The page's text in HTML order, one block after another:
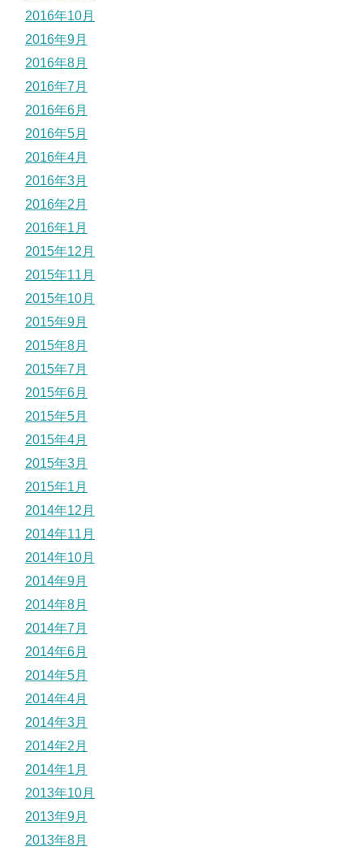
2016年10月
2016年9月
2016年8月
2016年7月
2016年6月
2016年5月
2016年4月
2016年3月
2016年2月
2016年1月
2015年12月
2015年11月
2015年10月
2015年9月
2015年8月
2015年7月
2015年6月
2015年5月
2015年4月
2015年3月
2015年1月
2014年12月
2014年11月
2014年10月
2014年9月
2014年8月
2014年7月
2014年6月
2014年5月
2014年4月
2014年3月
2014年2月
2014年1月
2013年10月
2013年9月
2013年8月